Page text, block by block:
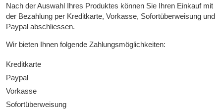
Nach der Auswahl Ihres Produktes können Sie Ihren Einkauf mit
der Bezahlung per Kreditkarte, Vorkasse, Sofortüberweisung und
Paypal abschliessen.
Wir bieten Ihnen folgende Zahlungsmöglichkeiten:
Kreditkarte
Paypal
Vorkasse
Sofortüberweisung